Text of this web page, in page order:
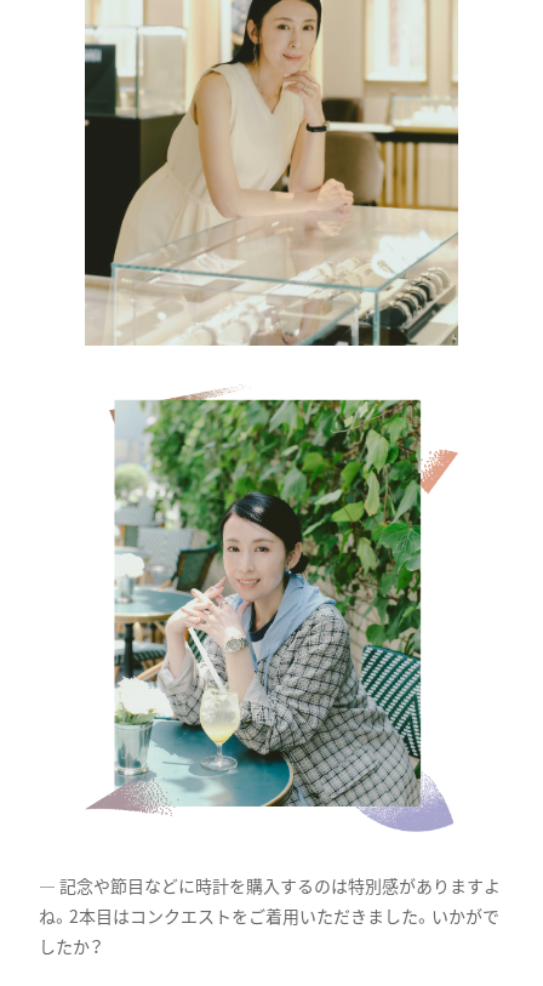
記念や節目などに時計を購入するのは特別感がありますよ
ね。2本目はコンクエストをご着用いただきました。いかがで
したか？